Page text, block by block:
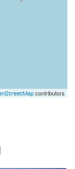
contributors